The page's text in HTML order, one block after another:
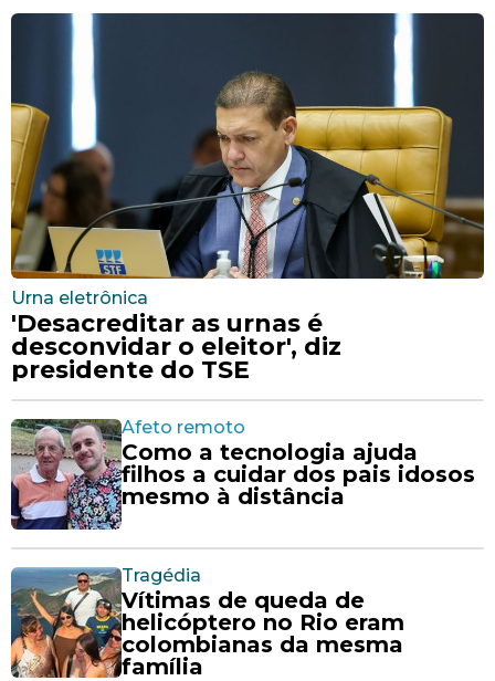
Urna eletrônica
'Desacreditar as urnas é
desconvidar o eleitor', diz
presidente do TSE
Afeto remoto
Como a tecnologia ajuda
filhos a cuidar dos pais idosos
mesmo à distância
Tragédia
Vítimas de queda de
helicóptero no Rio eram
colombianas da mesma
família